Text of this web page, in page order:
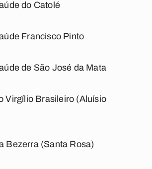
do Catolé
Francisco Pinto
de São José da Mata
Virgílio Brasileiro (Aluísio
Bezerra (Santa Rosa)